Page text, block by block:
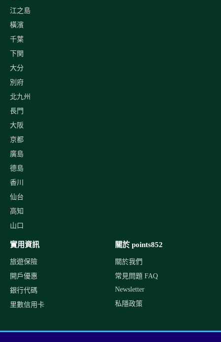
江之島
橫濱
千葉
下関
大分
別府
北九州
長門
大阪
京都
廣島
德島
香川
仙台
高知
山口
實用資訊
旅遊保險
開戶優惠
銀行代碼
里數信用卡
關於 points852
關於我們
常見問題 FAQ
Newsletter
私隱政策